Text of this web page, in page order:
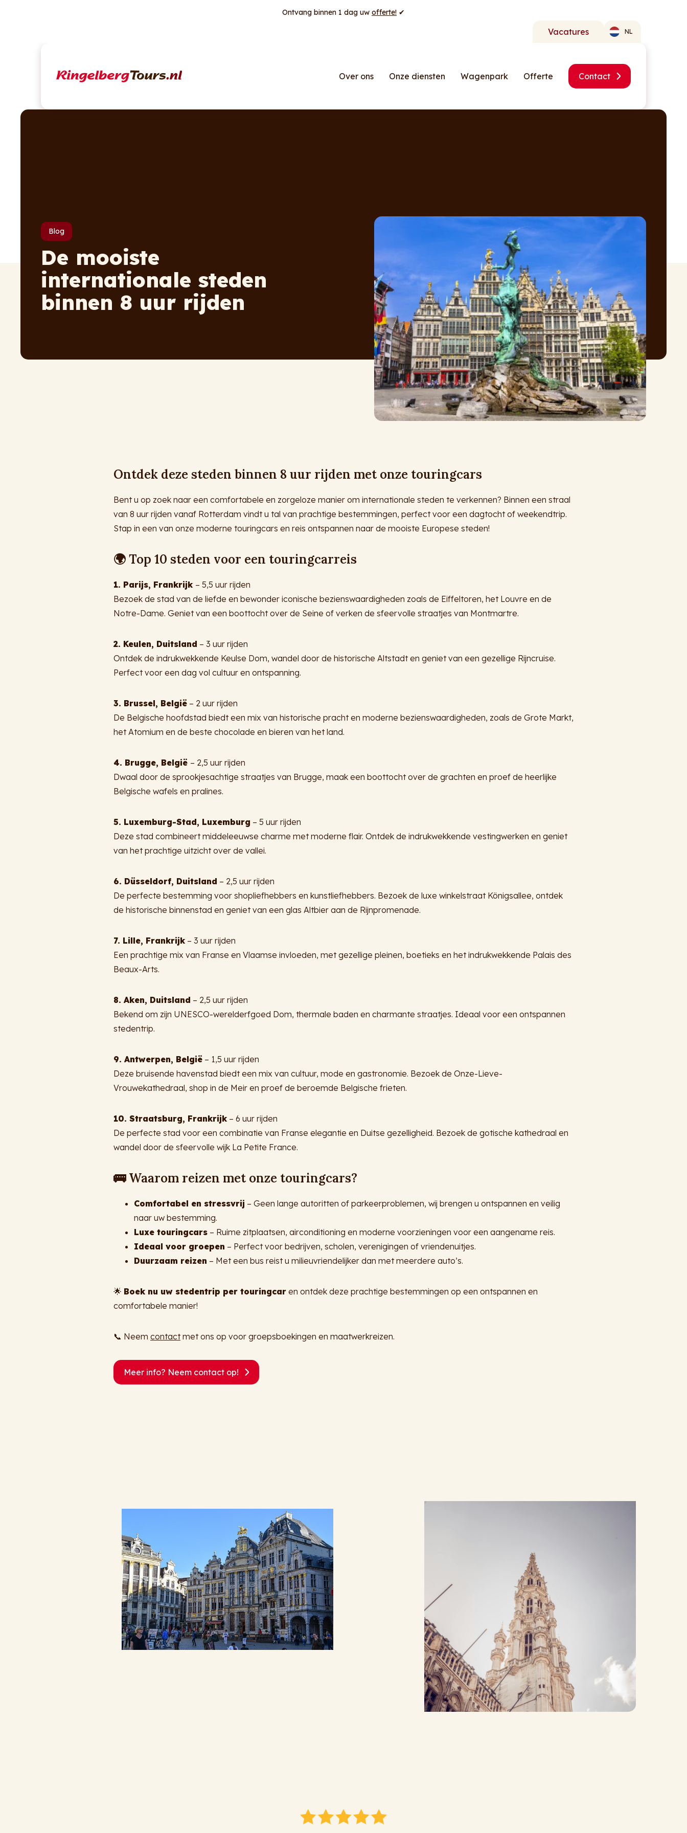
Ontvang binnen 1 dag uw offerte! ✔
Vacatures NL
Over ons Onze diensten Wagenpark Offerte Contact
Blog
De mooiste
internationale steden
binnen 8 uur rijden
Ontdek deze steden binnen 8 uur rijden met onze touringcars
Bent u op zoek naar een comfortabele en zorgeloze manier om internationale steden te verkennen? Binnen een straal
van 8 uur rijden vanaf Rotterdam vindt u tal van prachtige bestemmingen, perfect voor een dagtocht of weekendtrip.
Stap in een van onze moderne touringcars en reis ontspannen naar de mooiste Europese steden!
🌍 Top 10 steden voor een touringcarreis
1. Parijs, Frankrijk – 5,5 uur rijden
Bezoek de stad van de liefde en bewonder iconische bezienswaardigheden zoals de Eiffeltoren, het Louvre en de
Notre-Dame. Geniet van een boottocht over de Seine of verken de sfeervolle straatjes van Montmartre.
2. Keulen, Duitsland – 3 uur rijden
Ontdek de indrukwekkende Keulse Dom, wandel door de historische Altstadt en geniet van een gezellige Rijncruise.
Perfect voor een dag vol cultuur en ontspanning.
3. Brussel, België – 2 uur rijden
De Belgische hoofdstad biedt een mix van historische pracht en moderne bezienswaardigheden, zoals de Grote Markt,
het Atomium en de beste chocolade en bieren van het land.
4. Brugge, België – 2,5 uur rijden
Dwaal door de sprookjesachtige straatjes van Brugge, maak een boottocht over de grachten en proef de heerlijke
Belgische wafels en pralines.
5. Luxemburg-Stad, Luxemburg – 5 uur rijden
Deze stad combineert middeleeuwse charme met moderne flair. Ontdek de indrukwekkende vestingwerken en geniet
van het prachtige uitzicht over de vallei.
6. Düsseldorf, Duitsland – 2,5 uur rijden
De perfecte bestemming voor shopliefhebbers en kunstliefhebbers. Bezoek de luxe winkelstraat Königsallee, ontdek
de historische binnenstad en geniet van een glas Altbier aan de Rijnpromenade.
7. Lille, Frankrijk – 3 uur rijden
Een prachtige mix van Franse en Vlaamse invloeden, met gezellige pleinen, boetieks en het indrukwekkende Palais des
Beaux-Arts.
8. Aken, Duitsland – 2,5 uur rijden
Bekend om zijn UNESCO-werelderfgoed Dom, thermale baden en charmante straatjes. Ideaal voor een ontspannen
stedentrip.
9. Antwerpen, België – 1,5 uur rijden
Deze bruisende havenstad biedt een mix van cultuur, mode en gastronomie. Bezoek de Onze-Lieve-
Vrouwekathedraal, shop in de Meir en proef de beroemde Belgische frieten.
10. Straatsburg, Frankrijk – 6 uur rijden
De perfecte stad voor een combinatie van Franse elegantie en Duitse gezelligheid. Bezoek de gotische kathedraal en
wandel door de sfeervolle wijk La Petite France.
🚌Waarom reizen met onze touringcars?
Comfortabel en stressvrij – Geen lange autoritten of parkeerproblemen, wij brengen u ontspannen en veilig
naar uw bestemming.
Luxe touringcars – Ruime zitplaatsen, airconditioning en moderne voorzieningen voor een aangename reis.
Ideaal voor groepen – Perfect voor bedrijven, scholen, verenigingen of vriendenuitjes.
Duurzaam reizen – Met een bus reist u milieuvriendelijker dan met meerdere auto’s.
🌟 Boek nu uw stedentrip per touringcar en ontdek deze prachtige bestemmingen op een ontspannen en
comfortabele manier!
📞 Neem contactmet ons op voor groepsboekingen en maatwerkreizen.
Meer info? Neem contact op!